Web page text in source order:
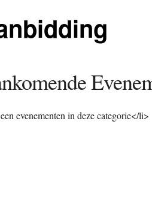
evenementen in deze categorie</li>